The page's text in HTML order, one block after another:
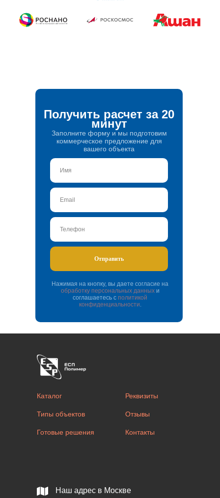
Заполните форму и мы подготовим
коммерческое предложение для
вашего объекта
Нажимая на кнопку, вы даете согласие на
обработку персональных данныхи
соглашаетесь c политикой
конфиденциальности.
Получить расчет за 20
минут
Отправить
Наш адрес в Москве
Готовые решения
Каталог
Типы объектов Отзывы
Реквизиты
Контакты